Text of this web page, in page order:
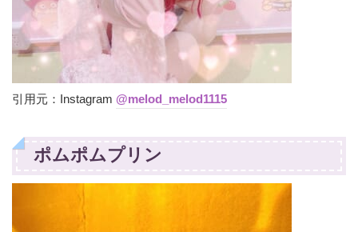
引用元：Instagram @melod_melod1115
ポムポムプリン